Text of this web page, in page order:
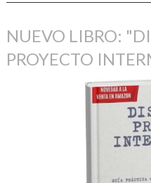
NUEVO LIBRO:
PROYECTO